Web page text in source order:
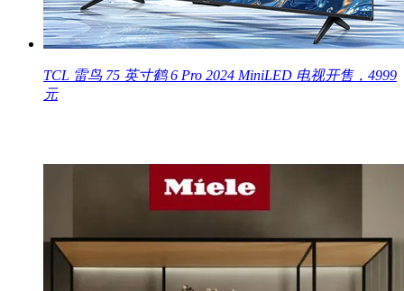
TCL 雷鸟 75 英寸鹤 6 Pro 2024 MiniLED 电视开售，4999
元